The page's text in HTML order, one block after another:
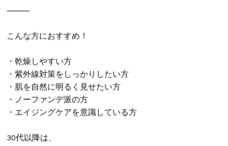
⸻
こんな方におすすめ！
・乾燥しやすい方
・紫外線対策をしっかりしたい方
・肌を自然に明るく見せたい方
・ノーファンデ派の方
・エイジングケアを意識している方
30代以降は、